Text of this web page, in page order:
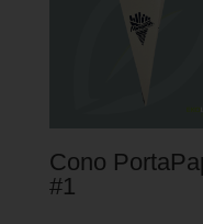
Cono
#1